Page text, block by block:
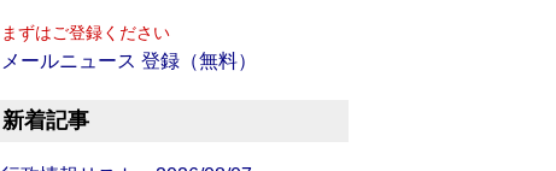
まずはご登録ください
メールニュース 登録（無料）
新着記事